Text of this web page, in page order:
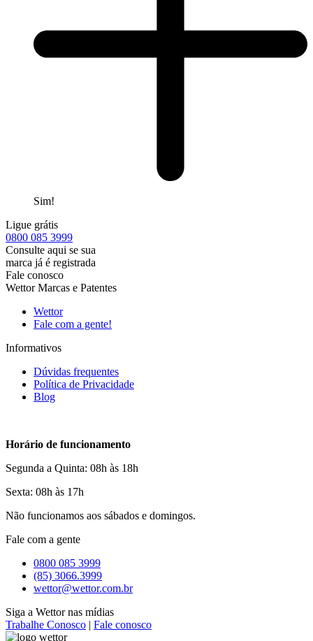
Sim!
Ligue grátis
0800 085 3999
Consulte aqui se sua
marca já é registrada
Fale conosco
Wettor Marcas e Patentes
Wettor
Fale com a gente!
Informativos
Dúvidas frequentes
Política de Privacidade
Blog
Horário de funcionamento
Segunda a Quinta: 08h às 18h
Sexta: 08h às 17h
Não funcionamos aos sábados e domingos.
Fale com a gente
0800 085 3999
(85) 3066.3999
wettor@wettor.com.br
Siga a Wettor nas mídias
Trabalhe Conosco | Fale conosco